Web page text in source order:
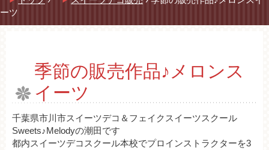
テ
ン
プ
ーツ
季節の販売作品♪メロンス
イーツ
千葉県市川市スイーツデコ＆フェイクスイーツスクール
Sweets♪Melodyの潮田です
都内スイーツデコスクール本校でプロインストラクターを3